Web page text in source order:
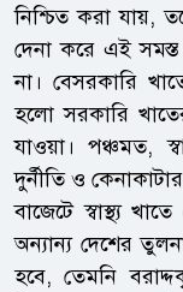
নিশ্চিত করা যায়,
দেনা করে এই সমস্ত
না। বেসরকারি
হলো সরকারি
যাওয়া। পঞ্চমত,
দুর্নীতি ও
বাজেটে স্বাস্থ্য
অন্যান্য দেশের
হবে, তেমনি